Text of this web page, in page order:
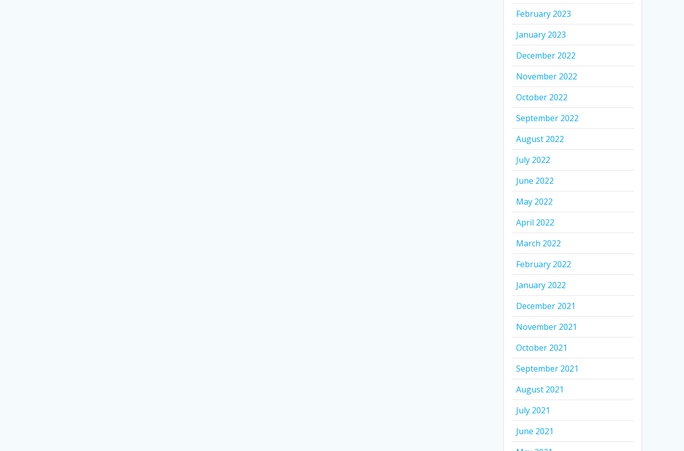
February 2023
January 2023
December 2022
November 2022
October 2022
September 2022
August 2022
July 2022
June 2022
May 2022
April 2022
March 2022
February 2022
January 2022
December 2021
November 2021
October 2021
September 2021
August 2021
July 2021
June 2021